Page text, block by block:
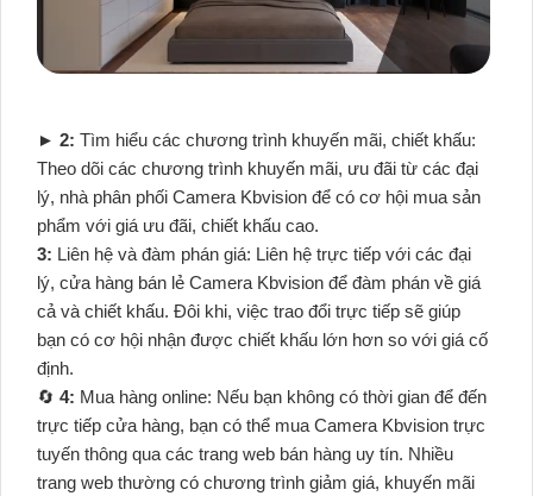
► 2: Tìm hiểu các chương trình khuyến mãi, chiết khấu:
Theo dõi các chương trình khuyến mãi, ưu đãi từ các đại
lý, nhà phân phối Camera Kbvision để có cơ hội mua sản
phẩm với giá ưu đãi, chiết khấu cao.
3: Liên hệ và đàm phán giá: Liên hệ trực tiếp với các đại
lý, cửa hàng bán lẻ Camera Kbvision để đàm phán về giá
cả và chiết khấu. Đôi khi, việc trao đổi trực tiếp sẽ giúp
bạn có cơ hội nhận được chiết khấu lớn hơn so với giá cố
định.
🔄 4: Mua hàng online: Nếu bạn không có thời gian để đến
trực tiếp cửa hàng, bạn có thể mua Camera Kbvision trực
tuyến thông qua các trang web bán hàng uy tín. Nhiều
trang web thường có chương trình giảm giá, khuyến mãi